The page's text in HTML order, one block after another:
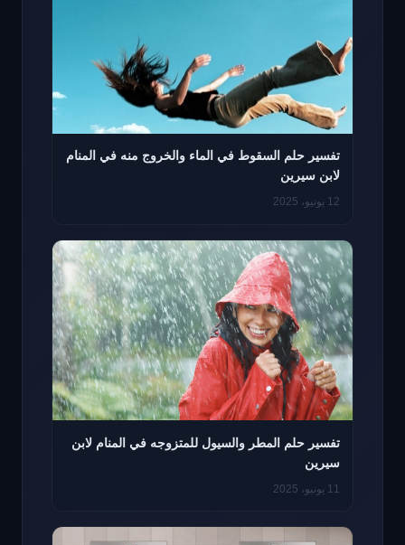
تفسير حلم السقوط في الماء والخروج منه في المنام
لابن سيرين
12 يونيو، 2025
تفسير حلم المطر والسيول للمتزوجه في المنام لابن
سيرين
11 يونيو، 2025